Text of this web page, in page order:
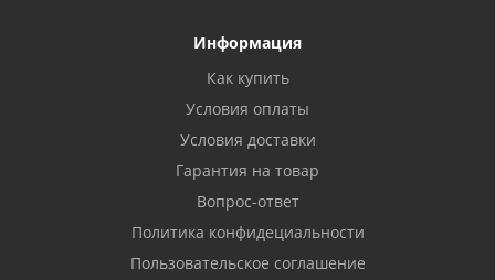
Информация
Как купить
Условия оплаты
Условия доставки
Гарантия на товар
Вопрос-ответ
Политика конфидециальности
Пользовательское соглашение